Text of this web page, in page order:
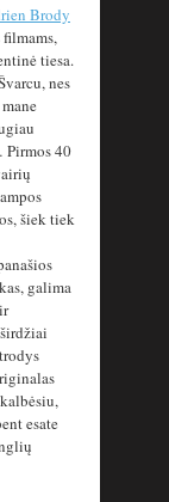
Brody
tiesa.
nes
40
šiek tiek
galima
esate